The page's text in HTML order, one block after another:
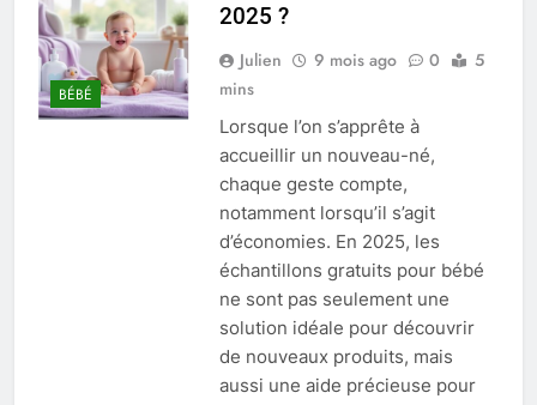
BÉBÉ
2025 ?
Julien 9 mois ago 0
5
mins
Lorsque l’on s’apprête à
accueillir un nouveau-né,
chaque geste compte,
notamment lorsqu’il s’agit
d’économies. En 2025, les
échantillons gratuits pour bébé
ne sont pas seulement une
solution idéale pour découvrir
de nouveaux produits, mais
aussi une aide précieuse pour